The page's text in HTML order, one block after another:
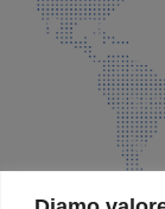
Via
035
035